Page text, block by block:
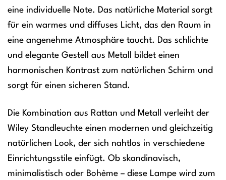
eine individuelle Note. Das natürliche Material sorgt
für ein warmes und diffuses Licht, das den Raum in
eine angenehme Atmosphäre taucht. Das schlichte
und elegante Gestell aus Metall bildet einen
harmonischen Kontrast zum natürlichen Schirm und
sorgt für einen sicheren Stand.
Die Kombination aus Rattan und Metall verleiht der
Wiley Standleuchte einen modernen und gleichzeitig
natürlichen Look, der sich nahtlos in verschiedene
Einrichtungsstile einfügt. Ob skandinavisch,
minimalistisch oder Bohème – diese Lampe wird zum